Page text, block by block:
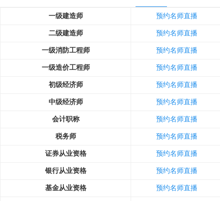
一级建造师 预约名师直播
二级建造师 预约名师直播
一级消防工程师 预约名师直播
一级造价工程师 预约名师直播
初级经济师 预约名师直播
中级经济师 预约名师直播
会计职称 预约名师直播
税务师 预约名师直播
证券从业资格 预约名师直播
银行从业资格 预约名师直播
基金从业资格 预约名师直播